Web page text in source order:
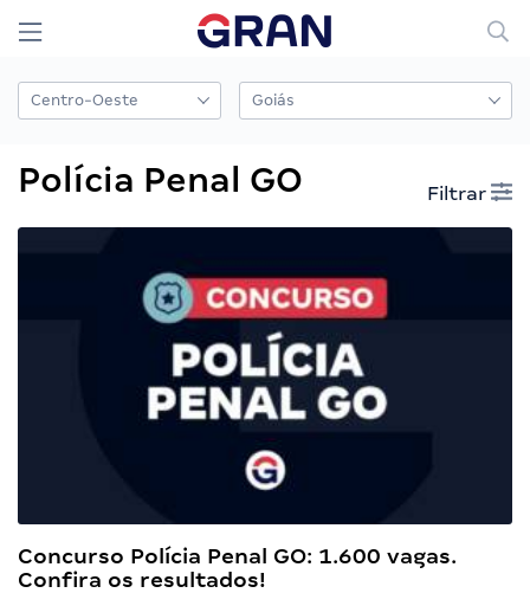
Polícia Penal GO Filtrar
Concurso Polícia Penal GO: 1.600 vagas.
Confira os resultados!